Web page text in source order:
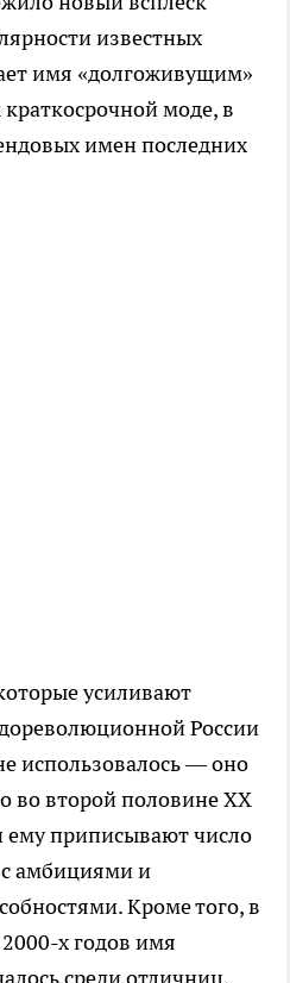
известных
имя «долгоживущим»
моде, в
имен последних
усиливают
России
использовалось — оно
во второй половине XX
ему приписывают число
с амбициями и
Кроме того, в
х годов имя